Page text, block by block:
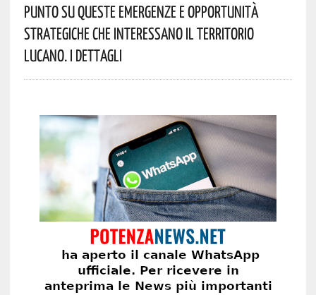
Punto Su Queste Emergenze E Opportunità
Strategiche Che Interessano Il Territorio
Lucano. I Dettagli